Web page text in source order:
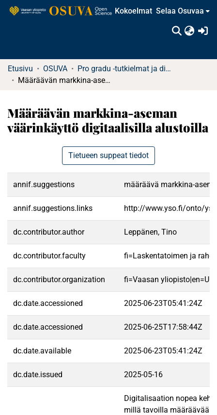
Kokoelmat Selaa Osuvaa
Etusivu OSUVA
Pro gradu -tutkielmat ja diplomityöt
Määräävän markkina-aseman väärinkäyttö digitaalisilla alustoilla
Määräävän markkina-aseman
väärinkäyttö digitaalisilla alustoilla
Tietueen suppeat tiedot
annif.suggestions määräävä markkina-
annif.suggestions.links http://www.yso.fi/onto/
dc.contributor.author Leppänen, Tino
dc.contributor.faculty fi=Laskentatoimen ja
dc.contributor.organization fi=Vaasan
dc.date.accessioned 2025-06-23T05:41:24Z
dc.date.accessioned 2025-06-25T17:58:44Z
dc.date.available 2025-06-23T05:41:24Z
dc.date.issued 2025-05-16
Digitalisaation nopea
millä tavoilla määräävää